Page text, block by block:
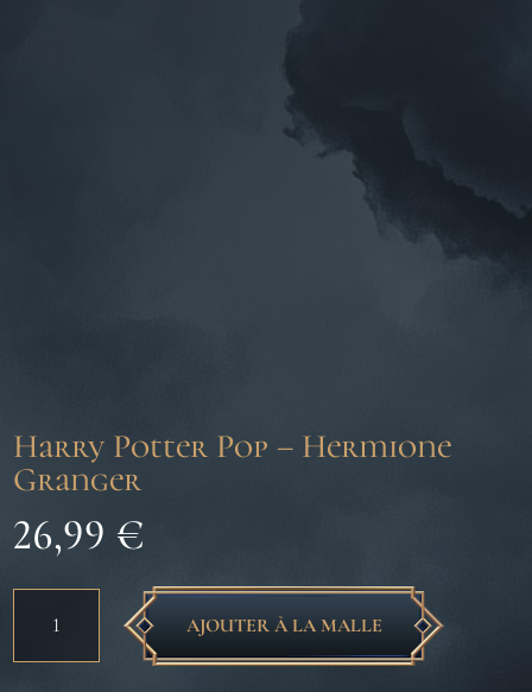
Harry Potter Pop – Hermione
Granger
26,99 €
Harry
AJOUTER À LA MALLE